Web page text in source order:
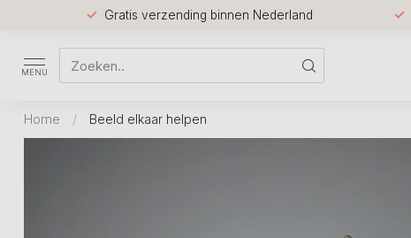
Gratis verzending binnen Nederland
MENU
Home / Beeld elkaar helpen